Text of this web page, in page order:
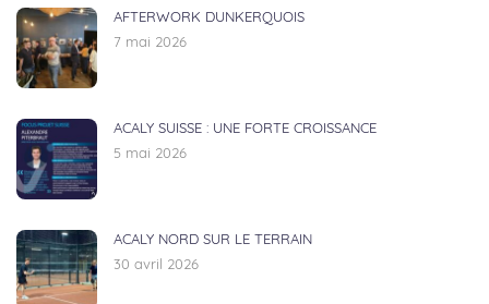
AFTERWORK DUNKERQUOIS
7 mai 2026
ACALY SUISSE : UNE FORTE CROISSANCE
5 mai 2026
ACALY NORD SUR LE TERRAIN
30 avril 2026